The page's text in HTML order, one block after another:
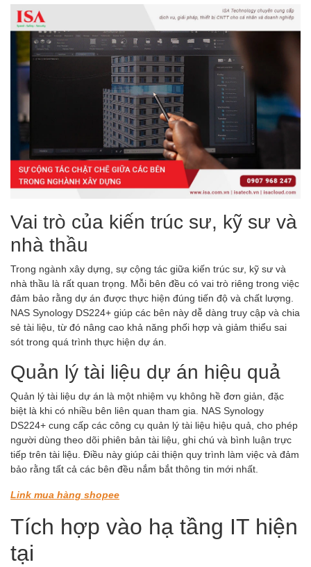
Vai trò của kiến trúc sư, kỹ sư và
nhà thầu
Trong ngành xây dựng, sự cộng tác giữa kiến trúc sư, kỹ sư và
nhà thầu là rất quan trọng. Mỗi bên đều có vai trò riêng trong việc
đảm bảo rằng dự án được thực hiện đúng tiến độ và chất lượng.
NAS Synology DS224+ giúp các bên này dễ dàng truy cập và chia
sẻ tài liệu, từ đó nâng cao khả năng phối hợp và giảm thiểu sai
sót trong quá trình thực hiện dự án.
Quản lý tài liệu dự án hiệu quả
Quản lý tài liệu dự án là một nhiệm vụ không hề đơn giản, đặc
biệt là khi có nhiều bên liên quan tham gia. NAS Synology
DS224+ cung cấp các công cụ quản lý tài liệu hiệu quả, cho phép
người dùng theo dõi phiên bản tài liệu, ghi chú và bình luận trực
tiếp trên tài liệu. Điều này giúp cải thiện quy trình làm việc và đảm
bảo rằng tất cả các bên đều nắm bắt thông tin mới nhất.
Link mua hàng shopee
Tích hợp vào hạ tầng IT hiện
tại